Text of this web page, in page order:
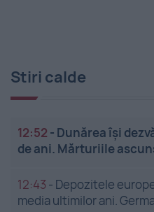
Stiri calde
12:52 - Dunărea își
de ani. Mărturiile
12:43 - Depozitele
media ultimilor ani.